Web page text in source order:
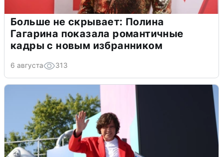
Больше не скрывает: Полина
Гагарина показала романтичные
кадры с новым избранником
6 августа 313